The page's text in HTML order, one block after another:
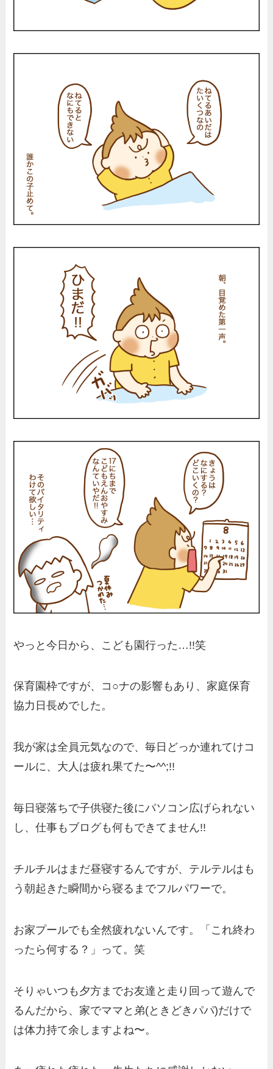
やっと今日から、こども園行った…!!笑
保育園枠ですが、コ○ナの影響もあり、家庭保育
協力日長めでした。
我が家は全員元気なので、毎日どっか連れてけコ
ールに、大人は疲れ果てた〜^^;!!
毎日寝落ちで子供寝た後にパソコン広げられない
し、仕事もブログも何もできてません!!
チルチルはまだ昼寝するんですが、テルテルはも
う朝起きた瞬間から寝るまでフルパワーで。
お家プールでも全然疲れないんです。「これ終わ
ったら何する？」って。笑
そりゃいつも夕方までお友達と走り回って遊んで
るんだから、家でママと弟(ときどきパパ)だけで
は体力持て余しますよね〜。